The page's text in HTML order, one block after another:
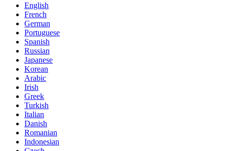
English
French
German
Portuguese
Spanish
Russian
Japanese
Korean
Arabic
Irish
Greek
Turkish
Italian
Danish
Romanian
Indonesian